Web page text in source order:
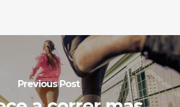
Previous Post